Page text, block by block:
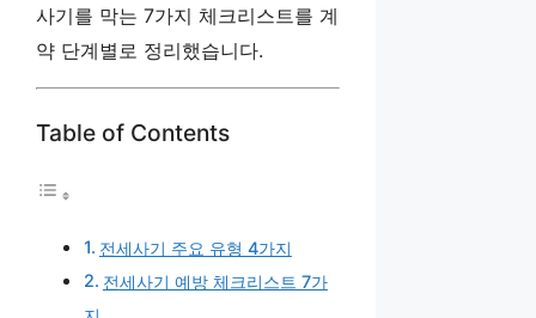
사기를 막는 7가지 체크리스트를 계
약 단계별로 정리했습니다.
Table of Contents
전세사기 주요 유형 4가지
전세사기 예방 체크리스트 7가